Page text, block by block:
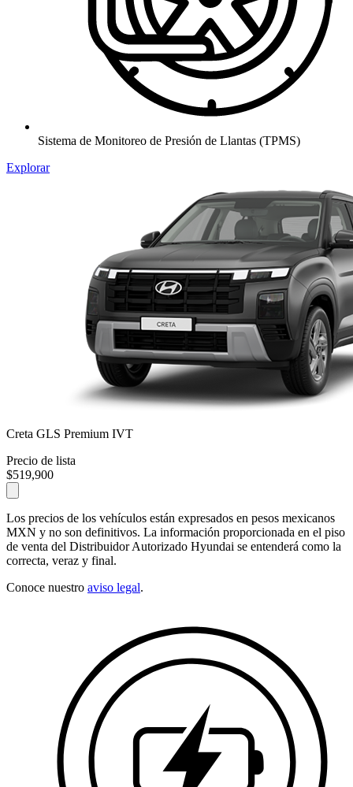
Sistema de Monitoreo de Presión de Llantas (TPMS) ​
Explorar
Creta GLS Premium IVT
Precio de lista
$519,900
Los precios de los vehículos están expresados en pesos mexicanos
MXN y no son definitivos. La información proporcionada en el piso
de venta del Distribuidor Autorizado Hyundai se entenderá como la
correcta, veraz y final.
Conoce nuestro aviso legal.